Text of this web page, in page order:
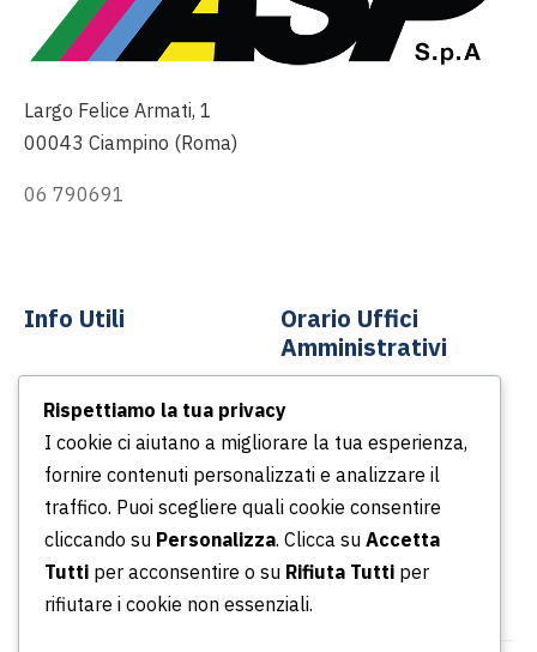
Largo Felice Armati, 1
00043 Ciampino (Roma)
06 790691
Info Utili
News
Podcast
Portale della Trasparenza
Whistleblowing
Orario Uffici
Amministrativi
Dal lunedì al venerdì
Dalle ore 8.30 alle ore
13.30
Dalle ore 14.30 alle ore
16.30
Rispettiamo la tua privacy
I cookie ci aiutano a migliorare la tua esperienza,
fornire contenuti personalizzati e analizzare il
traffico. Puoi scegliere quali cookie consentire
cliccando su Personalizza. Clicca su Accetta
Tutti per acconsentire o su Rifiuta Tutti per
rifiutare i cookie non essenziali.